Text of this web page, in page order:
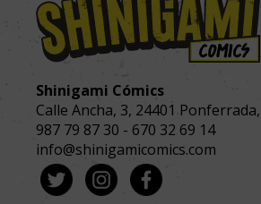
Shinigami Cómics
Calle Ancha, 3, 24401
987 79 87 30 - 670 32 69 14
info@shinigamicomics.com